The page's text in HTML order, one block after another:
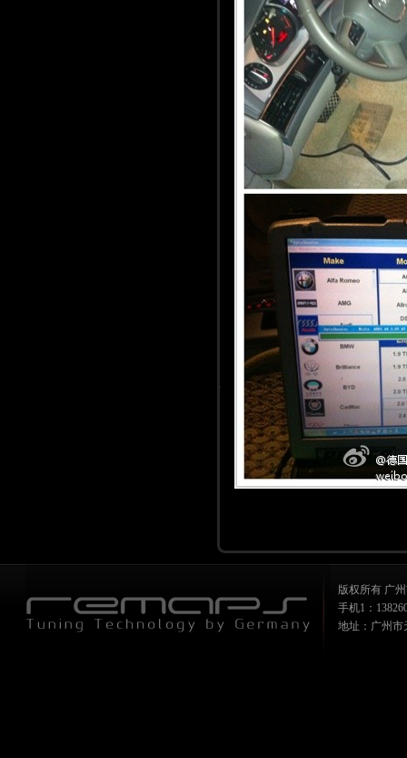
版权所有 广
手机1：
地址：广州市